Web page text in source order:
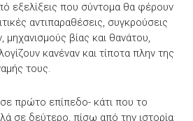
εξελίξεις που σύντομα θα φέρουν
αντιπαραθέσεις, συγκρούσεις
μηχανισμούς βίας και θανάτου,
κανέναν και τίποτα πλην της
τους.
πρώτο επίπεδο- κάτι που το
σε δεύτερο, πίσω από την ιστορία